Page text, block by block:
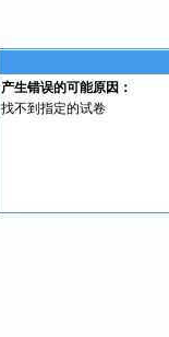
产生错误的可能原因：
找不到指定的试卷